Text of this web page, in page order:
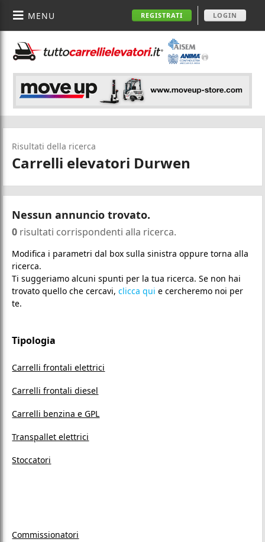
REGISTRATI LOGIN
MENU
Risultati della ricerca
Carrelli elevatori Durwen
Nessun annuncio trovato.
0 risultati corrispondenti alla ricerca.
Modifica i parametri dal box sulla sinistra oppure torna alla
ricerca.
Ti suggeriamo alcuni spunti per la tua ricerca. Se non hai
trovato quello che cercavi,clicca qui e cercheremo noi per
te.
Tipologia
Carrelli frontali elettrici
Carrelli frontali diesel
Carrelli benzina e GPL
Transpallet elettrici
Stoccatori
Commissionatori